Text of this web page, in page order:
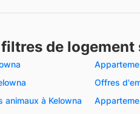
de logement
Offres
à Kelowna